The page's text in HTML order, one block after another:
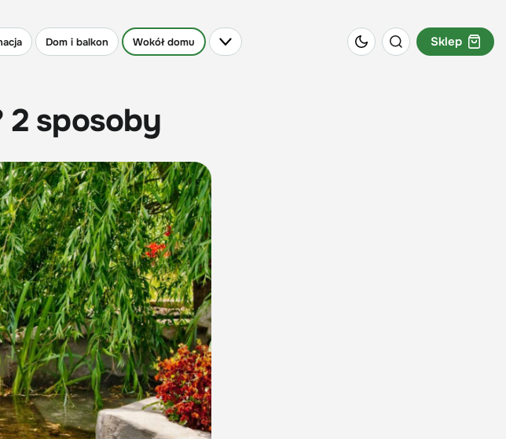
Dom i balkon Wokół domu Sklep
2 sposoby